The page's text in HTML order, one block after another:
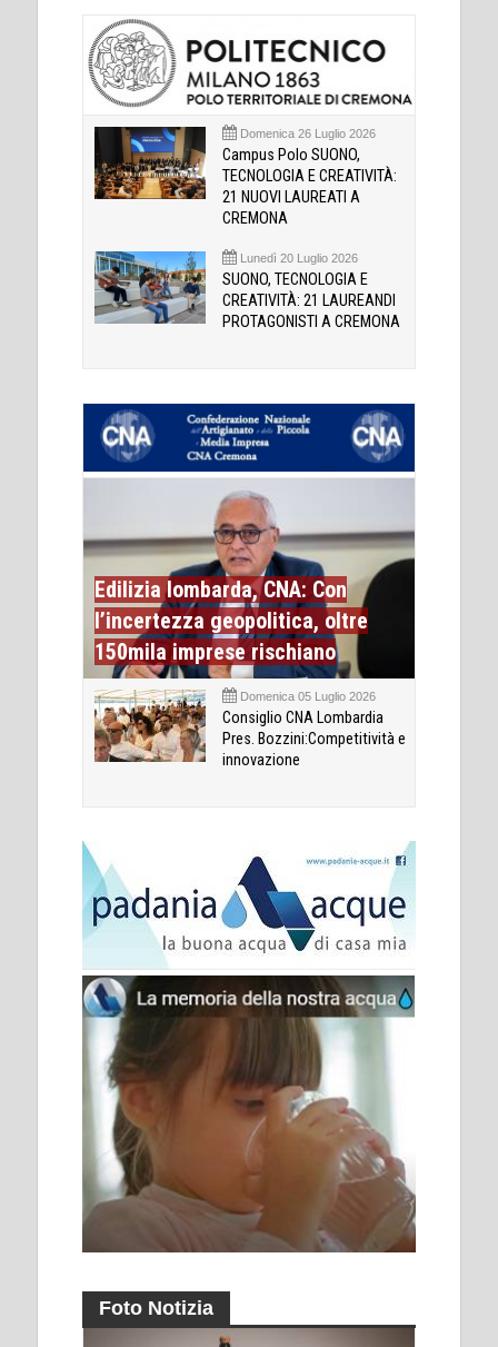
Domenica 26 Luglio 2026
Campus Polo SUONO,
TECNOLOGIA E CREATIVITÀ:
21 NUOVI LAUREATI A
CREMONA
Lunedì 20 Luglio 2026
SUONO, TECNOLOGIA E
CREATIVITÀ: 21 LAUREANDI
PROTAGONISTI A CREMONA
Edilizia lombarda, CNA: Con
l’incertezza geopolitica, oltre
150mila imprese rischiano
Domenica 05 Luglio 2026
Consiglio CNA Lombardia
Pres. Bozzini:Competitività e
innovazione
Foto Notizia